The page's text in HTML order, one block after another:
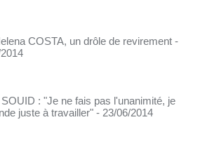
COSTA, un drôle de revirement -
: "Je ne fais pas l'unanimité, je
juste à travailler" - 23/06/2014